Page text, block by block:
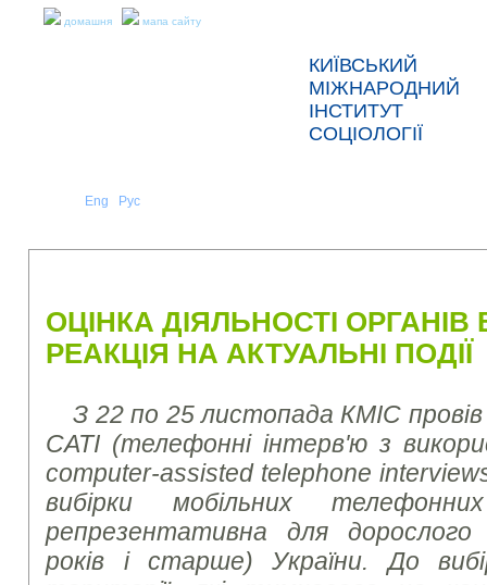
домашня мапа сайту
КИЇВСЬКИЙ
МІЖНАРОДНИЙ
ІНСТИТУТ
СОЦІОЛОГІЇ
Eng Рус
ОЦІНКА ДІЯЛЬНОСТІ
РЕАКЦІЯ НА АКТУАЛЬНІ ПОДІЇ
З 22 по 25 листопада КМІС
CATI (телефонні інтерв'ю з
computer-assisted telephone
вибірки мобільних
репрезентативна для дорослого
років і старше) України. До